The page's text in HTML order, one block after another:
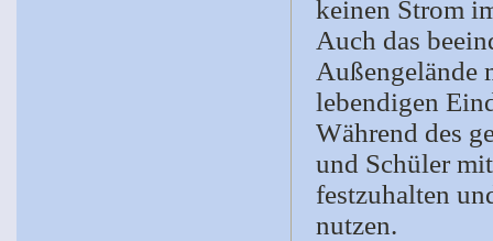
keinen Strom
Auch das
Außengelände
lebendigen
Während des
und Schüler
festzuhalten
nutzen.